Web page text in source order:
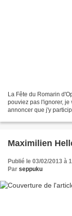
La Fête du Romarin
pouviez pas l'ignorer,
annoncer que j'y
Maximilien
Publié le 03/02/2013 à
Par seppuku